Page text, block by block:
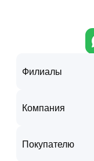
Филиалы
Компания
Покупателю